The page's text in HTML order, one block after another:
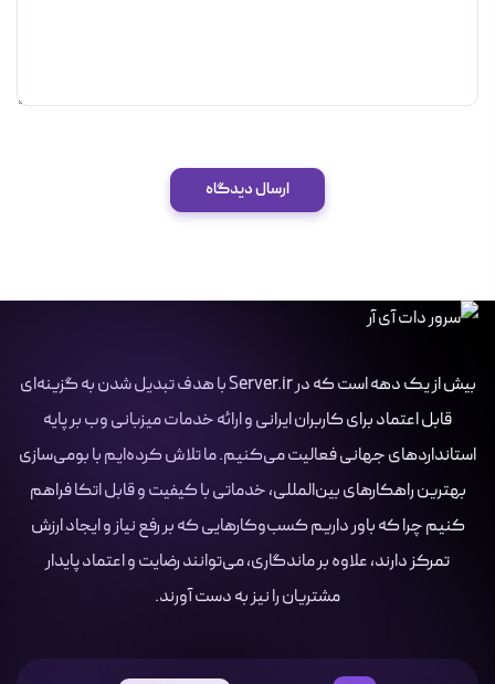
ارسال دیدگاه
بیش از یک دهه است که در Server.ir با هدف تبدیل شدن به گزینه‌ای
قابل اعتماد برای کاربران ایرانی و ارائه خدمات میزبانی وب بر پایه
استانداردهای جهانی فعالیت می‌کنیم. ما تلاش کرده‌ایم با بومی‌سازی
بهترین راهکارهای بین‌المللی، خدماتی با کیفیت و قابل اتکا فراهم
کنیم چرا که باور داریم کسب‌وکارهایی که بر رفع نیاز و ایجاد ارزش
تمرکز دارند، علاوه بر ماندگاری، می‌توانند رضایت و اعتماد پایدار
مشتریان را نیز به دست آورند.